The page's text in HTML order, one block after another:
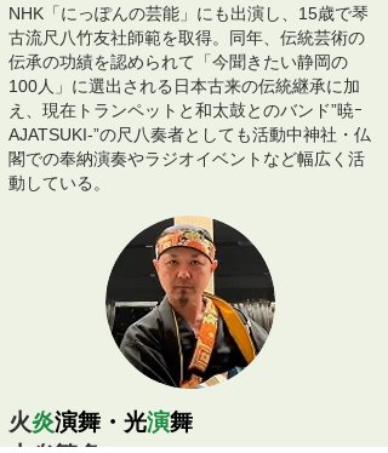
NHK「にっぽんの芸能」にも出演し、15歳で琴
古流尺八竹友社師範を取得。同年、伝統芸術の
伝承の功績を認められて「今聞きたい静岡の
100人」に選出される日本古来の伝統継承に加
え
、現在トランペットと和太鼓とのバンド”暁ｰ
AJATSUKI-”の尺八奏者としても活動中神社・仏
閣での奉納演奏やラジオイベントなど幅広く活
動している。
火炎演舞・光演舞